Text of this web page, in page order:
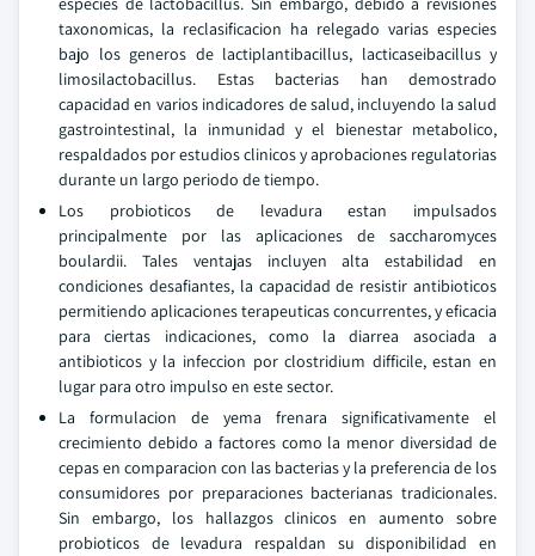
taxonomicas, la reclasificacion ha relegado varias especies
bajo los generos de lactiplantibacillus, lacticaseibacillus y
limosilactobacillus. Estas bacterias han demostrado
capacidad en varios indicadores de salud, incluyendo la salud
gastrointestinal, la inmunidad y el bienestar metabolico,
respaldados por estudios clinicos y aprobaciones regulatorias
durante un largo periodo de tiempo.
Los probioticos de levadura estan impulsados
principalmente por las aplicaciones de saccharomyces
boulardii. Tales ventajas incluyen alta estabilidad en
condiciones desafiantes, la capacidad de resistir antibioticos
permitiendo aplicaciones terapeuticas concurrentes, y eficacia
para ciertas indicaciones, como la diarrea asociada a
antibioticos y la infeccion por clostridium difficile, estan en
lugar para otro impulso en este sector.
La formulacion de yema frenara significativamente el
crecimiento debido a factores como la menor diversidad de
cepas en comparacion con las bacterias y la preferencia de los
consumidores por preparaciones bacterianas tradicionales.
Sin embargo, los hallazgos clinicos en aumento sobre
probioticos de levadura respaldan su disponibilidad en